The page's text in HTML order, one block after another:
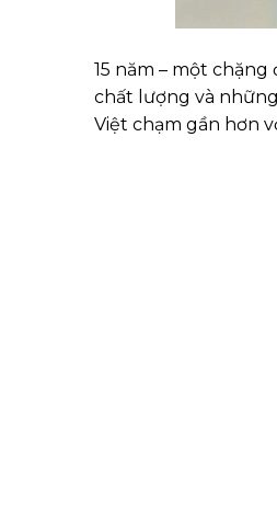
15 năm – một
chất lượng và
Việt chạm gần hơn